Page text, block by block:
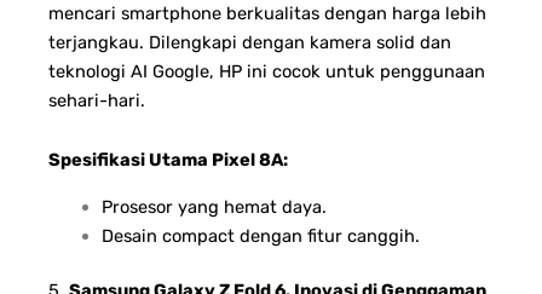
mencari smartphone berkualitas dengan harga lebih
terjangkau. Dilengkapi dengan kamera solid dan
teknologi AI Google, HP ini cocok untuk penggunaan
sehari-hari.
Spesifikasi Utama Pixel 8A:
Prosesor yang hemat daya.
Desain compact dengan fitur canggih.